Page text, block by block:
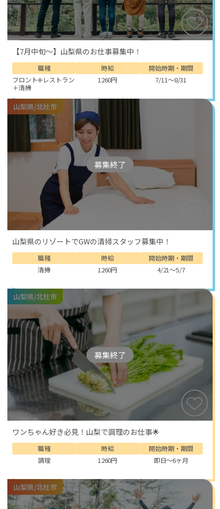
【7月中旬～】山梨県のお仕事募集中！
職種
フロント✛レストラン
＋清掃
時給
1260円
開始時期・期間
7/11～8/31
募集終了
山梨県/北杜市
山梨県のリゾートでGWの清掃スタッフ募集中！
職種
清掃
時給
1260円
開始時期・期間
4/21～5/7
募集終了
山梨県/北杜市
ワンちゃん好き必見！山梨で調理のお仕事🌟
職種
調理
時給
1260円
開始時期・期間
即日～6ヶ月
山梨県/北杜市